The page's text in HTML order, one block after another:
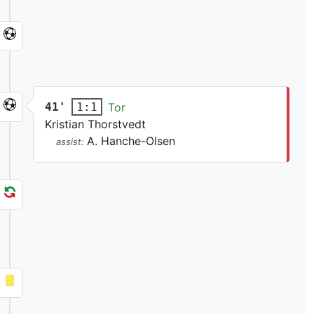
41' 1:1
Tor
Kristian Thorstvedt
assist:A. Hanche-Olsen